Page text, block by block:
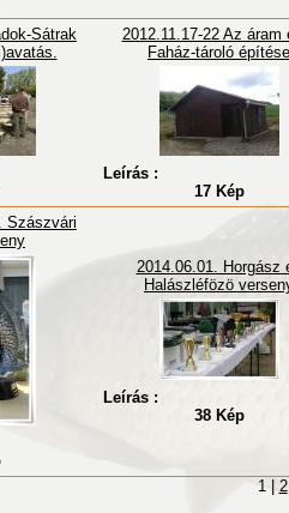
Sátrak
2012.11.17-22 Az áram
Faház-tároló építése
Leírás :
17 Kép
Szászvári
2014.06.01. Horgász
Halászléfözö
Leírás :
38 Kép
1 | 2